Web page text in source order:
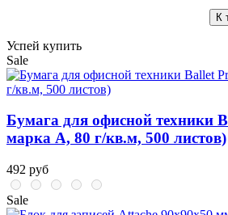
К
Успей купить
Sale
Бумага для офисной техники
марка A, 80 г/кв.м, 500 листов)
492 руб
Sale